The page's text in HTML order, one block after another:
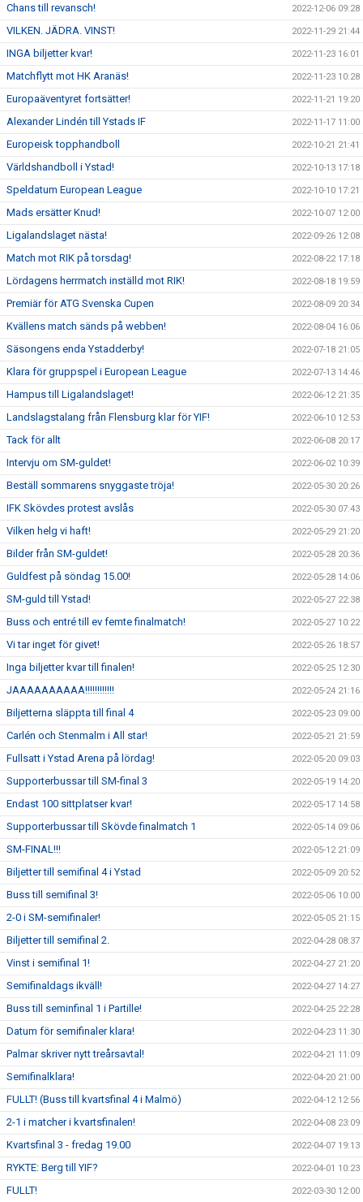
Chans till revansch! 2022-12-06 09:28
VILKEN. JÄDRA. VINST! 2022-11-29 21:44
INGA biljetter kvar! 2022-11-23 16:01
Matchflytt mot HK Aranäs! 2022-11-23 10:28
Europaäventyret fortsätter! 2022-11-21 19:20
Alexander Lindén till Ystads IF 2022-11-17 11:00
Europeisk topphandboll 2022-10-21 21:41
Världshandboll i Ystad! 2022-10-13 17:18
Speldatum European League 2022-10-10 17:21
Mads ersätter Knud! 2022-10-07 12:00
Ligalandslaget nästa! 2022-09-26 12:08
Match mot RIK på torsdag! 2022-08-22 17:18
Lördagens herrmatch inställd mot RIK! 2022-08-18 19:59
Premiär för ATG Svenska Cupen 2022-08-09 20:34
Kvällens match sänds på webben! 2022-08-04 16:06
Säsongens enda Ystadderby! 2022-07-18 21:05
Klara för gruppspel i European League 2022-07-13 14:46
Hampus till Ligalandslaget! 2022-06-12 21:35
Landslagstalang från Flensburg klar för YIF! 2022-06-10 12:53
Tack för allt 2022-06-08 20:17
Intervju om SM-guldet! 2022-06-02 10:39
Beställ sommarens snyggaste tröja! 2022-05-30 20:26
IFK Skövdes protest avslås 2022-05-30 07:43
Vilken helg vi haft! 2022-05-29 21:20
Bilder från SM-guldet! 2022-05-28 20:36
Guldfest på söndag 15.00! 2022-05-28 14:06
SM-guld till Ystad! 2022-05-27 22:38
Buss och entré till ev femte finalmatch! 2022-05-27 10:22
Vi tar inget för givet! 2022-05-26 18:57
Inga biljetter kvar till finalen! 2022-05-25 12:30
JAAAAAAAAAA!!!!!!!!!!!! 2022-05-24 21:16
Biljetterna släppta till final 4 2022-05-23 09:00
Carlén och Stenmalm i All star! 2022-05-21 21:59
Fullsatt i Ystad Arena på lördag! 2022-05-20 09:03
Supporterbussar till SM-final 3 2022-05-19 14:20
Endast 100 sittplatser kvar! 2022-05-17 14:58
Supporterbussar till Skövde finalmatch 1 2022-05-14 09:06
SM-FINAL!!! 2022-05-12 21:09
Biljetter till semifinal 4 i Ystad 2022-05-09 20:52
Buss till semifinal 3! 2022-05-06 10:00
2-0 i SM-semifinaler! 2022-05-05 21:15
Biljetter till semifinal 2. 2022-04-28 08:37
Vinst i semifinal 1! 2022-04-27 21:20
Semifinaldags ikväll! 2022-04-27 14:27
Buss till seminfinal 1 i Partille! 2022-04-25 22:28
Datum för semifinaler klara! 2022-04-23 11:30
Palmar skriver nytt treårsavtal! 2022-04-21 11:09
Semifinalklara! 2022-04-20 21:00
FULLT! (Buss till kvartsfinal 4 i Malmö) 2022-04-12 12:56
2-1 i matcher i kvartsfinalen! 2022-04-08 23:09
Kvartsfinal 3 - fredag 19.00 2022-04-07 19:13
RYKTE: Berg till YIF? 2022-04-01 10:23
FULLT! 2022-03-30 12:00